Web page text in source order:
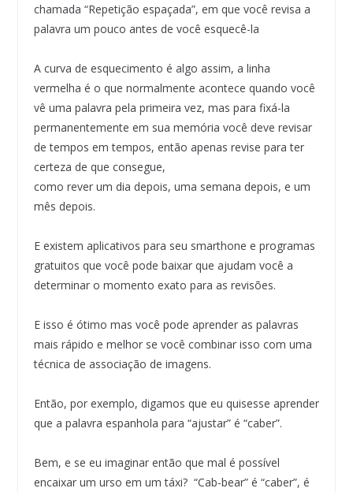
chamada “Repetição espaçada”, em que você revisa a
palavra um pouco antes de você esquecê-la
A curva de esquecimento é algo assim, a linha
vermelha é o que normalmente acontece quando você
vê uma palavra pela primeira vez, mas para fixá-la
permanentemente em sua memória você deve revisar
de tempos em tempos, então apenas revise para ter
certeza de que consegue,
como rever um dia depois, uma semana depois, e um
mês depois.
E existem aplicativos para seu smarthone e programas
gratuitos que você pode baixar que ajudam você a
determinar o momento exato para as revisões.
E isso é ótimo mas você pode aprender as palavras
mais rápido e melhor se você combinar isso com uma
técnica de associação de imagens.
Então, por exemplo, digamos que eu quisesse aprender
que a palavra espanhola para “ajustar” é “caber”.
Bem, e se eu imaginar então que mal é possível
encaixar um urso em um táxi? “Cab-bear” é “caber”, é